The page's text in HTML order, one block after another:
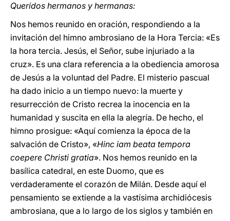
Queridos hermanos y hermanas:
Nos hemos reunido en oración, respondiendo a la
invitación del himno ambrosiano de la Hora Tercia: «Es
la hora tercia. Jesús, el Señor, sube injuriado a la
cruz». Es una clara referencia a la obediencia amorosa
de Jesús a la voluntad del Padre. El misterio pascual
ha dado inicio a un tiempo nuevo: la muerte y
resurrección de Cristo recrea la inocencia en la
humanidad y suscita en ella la alegría. De hecho, el
himno prosigue: «Aquí comienza la época de la
salvación de Cristo», «Hinc iam beata tempora
coepere Christi gratia». Nos hemos reunido en la
basílica catedral, en este Duomo, que es
verdaderamente el corazón de Milán. Desde aquí el
pensamiento se extiende a la vastísima archidiócesis
ambrosiana, que a lo largo de los siglos y también en